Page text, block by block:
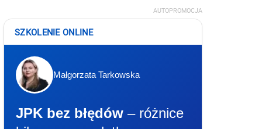
AUTOPROMOCJA
SZKOLENIE ONLINE
Małgorzata Tarkowska
JPK bez błędów – różnice